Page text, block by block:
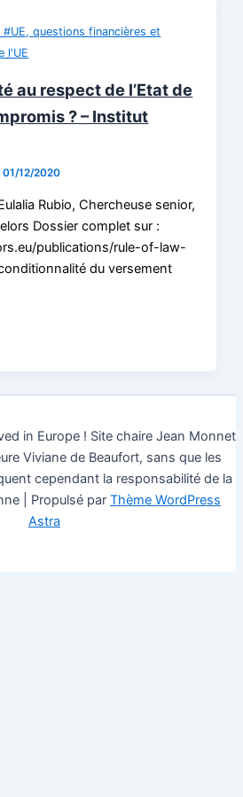
questions financières et
l'UE
au respect de l’Etat de
? – Institut
01/12/2020
Rubio, Chercheuse senior,
Dossier complet sur :
publications/rule-of-law-
du versement
in Europe ! Site chaire Jean Monnet
Viviane de Beaufort, sans que les
cependant la responsabilité de la
| Propulsé par Thème WordPress
Astra